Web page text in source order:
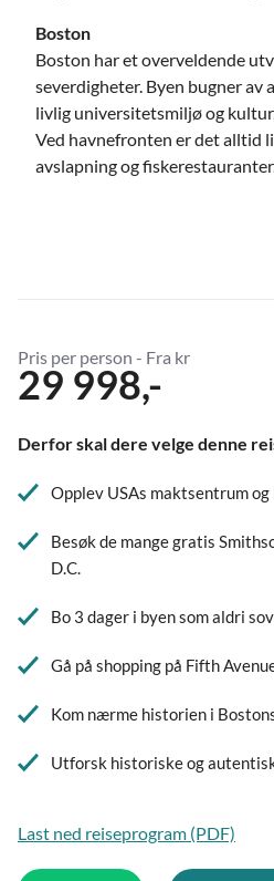
Boston
Boston har et overveldende
severdigheter. Byen bugner av
livlig universitetsmiljø og
Ved havnefronten er det alltid
avslapning og
Pris per person - Fra kr
29 998,-
Derfor skal dere velge denne
Opplev USAs maktsentrum
Besøk de mange gratis
D.C.
Bo 3 dager i byen som aldri
Gå på shopping på Fifth
Kom nærme historien i
Utforsk historiske og
Last ned reiseprogram (PDF)